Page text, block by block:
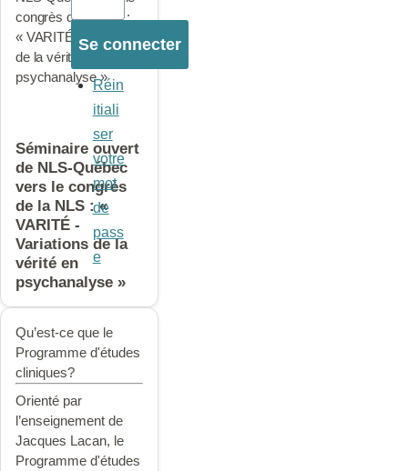
congrès de la NLS :
« VARITÉ - Variations
de la vérité en
psychanalyse »
Séminaire ouvert
de NLS-Québec
vers le congrès
de la NLS : «
VARITÉ -
Variations de la
vérité en
psychanalyse »
Qu’est-ce que le
Programme d'études
cliniques?
Orienté par
l’enseignement de
Jacques Lacan, le
Programme d'études
Réin
itiali
ser
votre
mot
de
pass
e